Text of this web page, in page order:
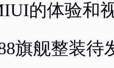
的体验和
旗舰整装